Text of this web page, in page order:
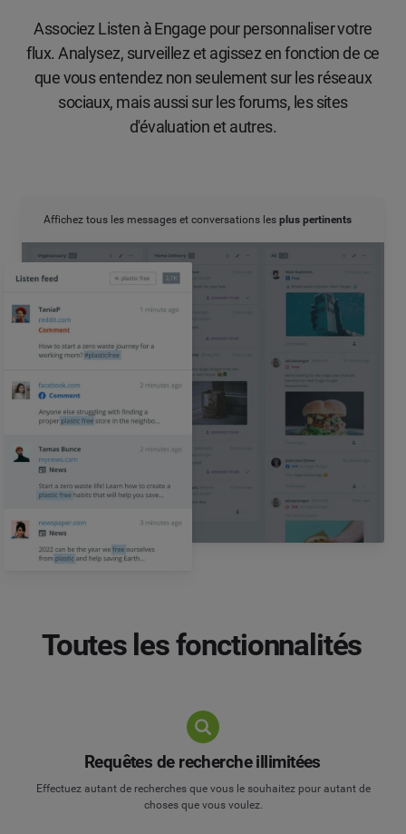
Associez Listen à Engage pour personnaliser votre
flux. Analysez, surveillez et agissez en fonction de ce
que vous entendez non seulement sur les réseaux
sociaux, mais aussi sur les forums, les sites
d'évaluation et autres.
Affichez tous les messages et conversations les plus pertinents
Toutes les fonctionnalités
Requêtes de recherche illimitées
Effectuez autant de recherches que vous le souhaitez pour autant de
choses que vous voulez.